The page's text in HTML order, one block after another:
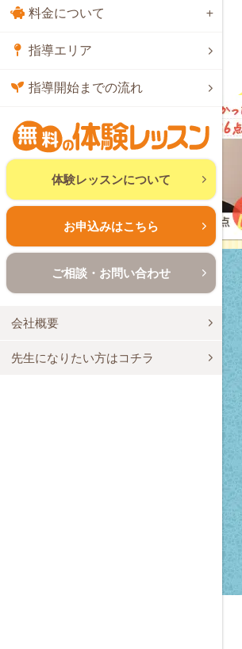
料金について
指導エリア
指導開始までの流れ
体験レッスンについて
お申込みはこちら
ご相談・お問い合わせ
会社概要
先生になりたい方はコチラ